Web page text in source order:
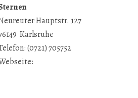
Hauptstr. 127
Karlsruhe
(0721) 705752